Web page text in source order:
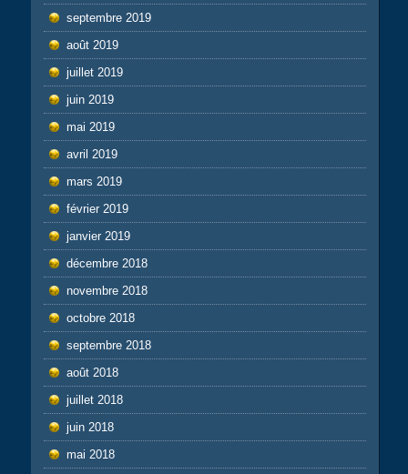
septembre 2019
août 2019
juillet 2019
juin 2019
mai 2019
avril 2019
mars 2019
février 2019
janvier 2019
décembre 2018
novembre 2018
octobre 2018
septembre 2018
août 2018
juillet 2018
juin 2018
mai 2018